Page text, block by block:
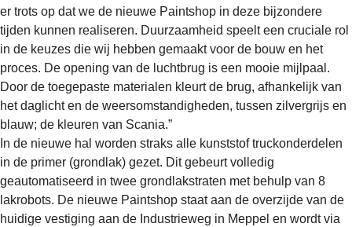
er trots op dat we de nieuwe Paintshop in deze bijzondere
tijden kunnen realiseren. Duurzaamheid speelt een cruciale rol
in de keuzes die wij hebben gemaakt voor de bouw en het
proces. De opening van de luchtbrug is een mooie mijlpaal.
Door de toegepaste materialen kleurt de brug, afhankelijk van
het daglicht en de weersomstandigheden, tussen zilvergrijs en
blauw; de kleuren van Scania.”
In de nieuwe hal worden straks alle kunststof truckonderdelen
in de primer (grondlak) gezet. Dit gebeurt volledig
geautomatiseerd in twee grondlakstraten met behulp van 8
lakrobots. De nieuwe Paintshop staat aan de overzijde van de
huidige vestiging aan de Industrieweg in Meppel en wordt via